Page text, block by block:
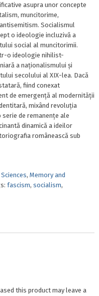
asupra unor concepte
muncitorime,
Socialismul
o ideologie incluzivă a
social al muncitorimii.
o ideologie nihilist-
a naționalismului și
secolului al XIX-lea. Dacă
fiind conexat
de emergență al modernității
mixând revoluția
de remanențe ale
dinamică a ideilor
românească sub
, Memory and
fascism, socialism,
this product may leave a